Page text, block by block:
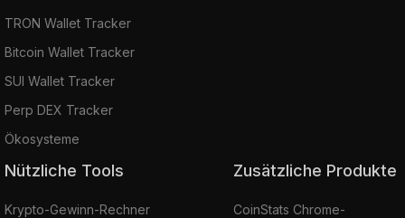
TRON Wallet Tracker
Bitcoin Wallet Tracker
SUI Wallet Tracker
Perp DEX Tracker
Ökosysteme
Nützliche Tools
Krypto-Gewinn-Rechner
Zusätzliche Produkte
CoinStats Chrome-